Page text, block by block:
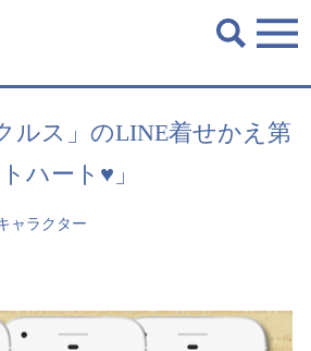
ルス」のLINE着せかえ第
ハート♥」
ャラクター